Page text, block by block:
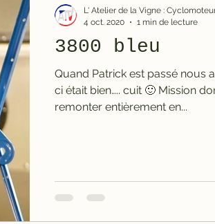
3800 bleu
Quand Patrick est passé nous apporter son cyclo, celui-
ci était bien….. cuit 🙂 Mission
remonter entièrement en...
L' Atelier de la Vigne :
4 oct. 2020
1 min de lecture